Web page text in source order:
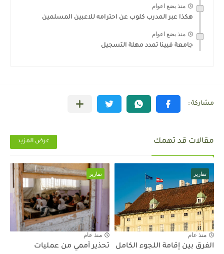
منذ بضع اعوام
هكذا عبر المدرب كلوب عن احترامه للاعبين المسلمين
منذ بضع اعوام
جامعة فيينا تمدد مهلة التسجيل
مقالات قد تهمك عرض المزيد
تقارير
منذ عام
الفرق بين إقامة اللجوء الكامل
تقارير
منذ عام
تحذير أممي من عمليات